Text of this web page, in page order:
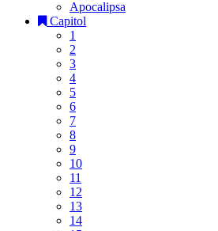
Apocalipsa
Capitol
1
2
3
4
5
6
7
8
9
10
11
12
13
14